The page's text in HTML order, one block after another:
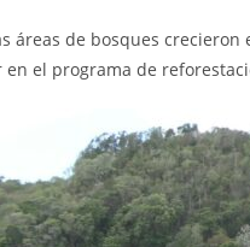
áreas de bosques
en el programa de